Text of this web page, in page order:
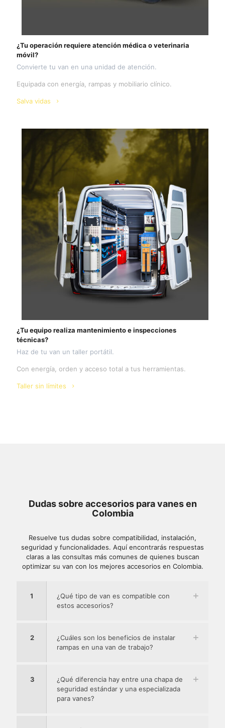
¿Tu operación requiere atención médica o veterinaria
móvil?
Convierte tu van en una unidad de atención.
Equipada con energía, rampas y mobiliario clínico.
Salva vidas
¿Tu equipo realiza mantenimiento e inspecciones
técnicas?
Haz de tu van un taller portátil.
Con energía, orden y acceso total a tus herramientas.
Taller sin límites
Dudas sobre accesorios para vanes en
Colombia
Resuelve tus dudas sobre compatibilidad, instalación,
seguridad y funcionalidades. Aquí encontrarás respuestas
claras a las consultas más comunes de quienes buscan
optimizar su van con los mejores accesorios en Colombia.
1
¿Qué tipo de van es compatible con
estos accesorios?
2
¿Cuáles son los beneficios de instalar
rampas en una van de trabajo?
3
¿Qué diferencia hay entre una chapa de
seguridad estándar y una especializada
para vanes?